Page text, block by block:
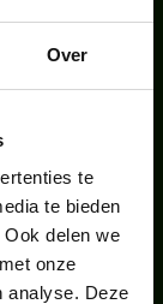
Over
te
te bieden
delen we
onze
analyse. Deze